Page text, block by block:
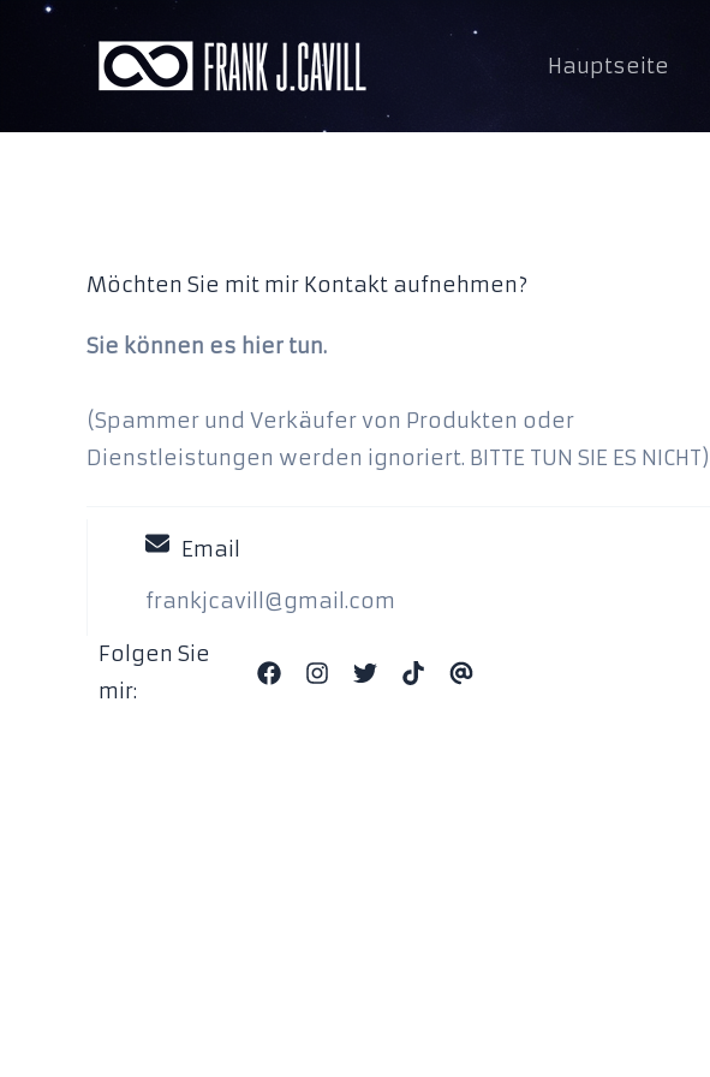
Zum
Hauptseite
Möchten Sie mit mir Kontakt aufnehmen?
Sie können es hier tun.
(Spammer und Verkäufer von Produkten oder
Dienstleistungen werden ignoriert. BITTE TUN SIE ES NICHT)
Email
frankjcavill@gmail.com
Folgen Sie
mir: